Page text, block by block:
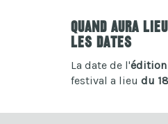
Quand aura
Les dates
La date de l'
festival a lieu du